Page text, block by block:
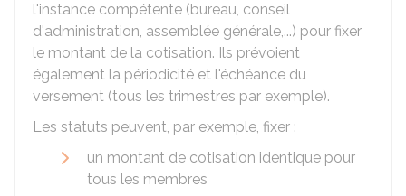
l'instance compétente (bureau, conseil
d'administration, assemblée générale,...) pour fixer
le montant de la cotisation. Ils prévoient
également la périodicité et l'échéance du
versement (tous les trimestres par exemple).
Les statuts peuvent, par exemple, fixer :
un montant de cotisation identique pour
tous les membres